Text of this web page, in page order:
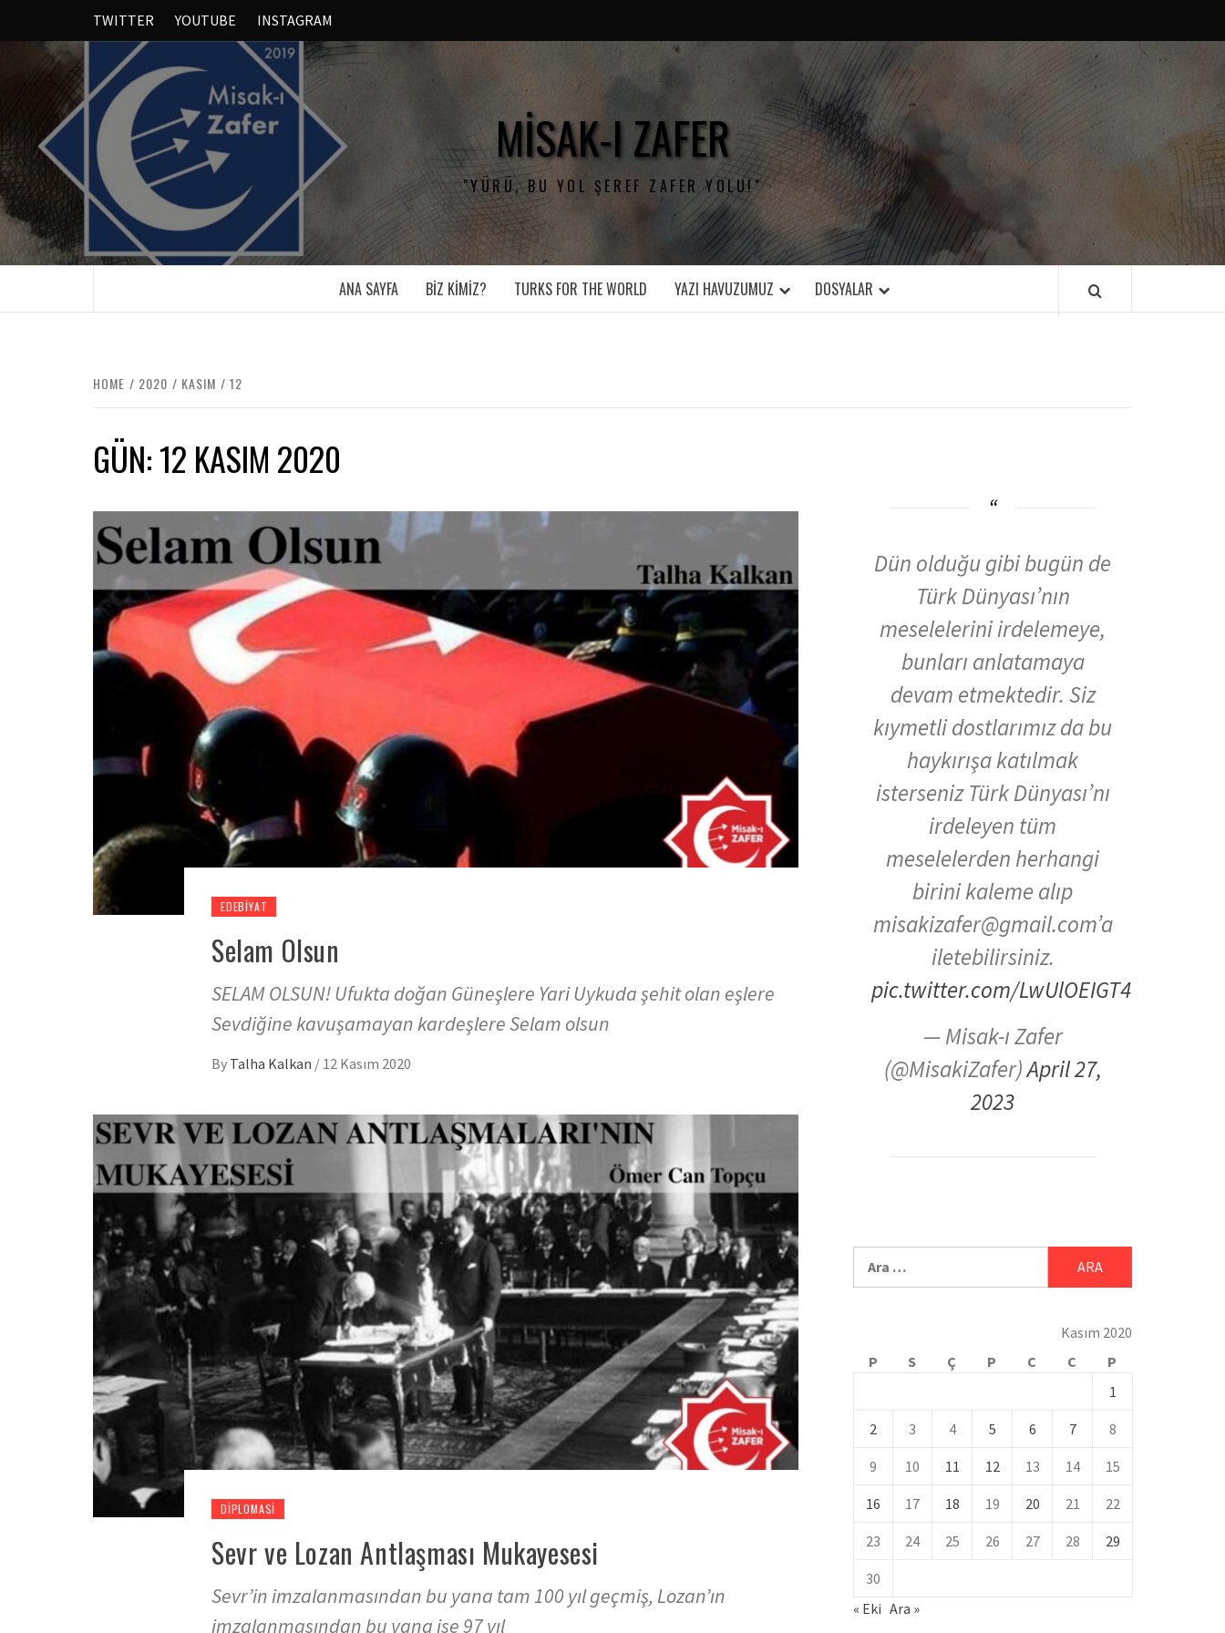
TWITTER YOUTUBE INSTAGRAM
MISAK-I ZAFER
"YÜRÜ, BU YOL ŞEREF ZAFER YOLU!"
ANA SAYFA BIZ KIMIZ? TURKS FOR THE WORLD YAZI HAVUZUMUZ DOSYALAR
HOME 2020 KASIM 12
GÜN:12 KASIM 2020
EDEBIYAT
Selam Olsun
SELAM OLSUN! Ufukta doğan Güneşlere Yari Uykuda şehit olan eşlere
Sevdiğine kavuşamayan kardeşlere Selam olsun
By Talha Kalkan / 12 Kasım 2020
DIPLOMASI
Sevr ve Lozan Antlaşması Mukayesesi
Sevr’in imzalanmasından bu yana tam 100 yıl geçmiş, Lozan’ın
imzalanmasından bu yana ise 97 yıl
Dün olduğu gibi bugün de
Türk Dünyası’nın
meselelerini irdelemeye,
bunları anlatamaya
devam etmektedir. Siz
kıymetli dostlarımız da bu
haykırışa katılmak
isterseniz Türk Dünyası’nı
irdeleyen tüm
meselelerden herhangi
birini kaleme alıp
misakizafer@gmail.com’a
iletebilirsiniz.
pic.twitter.com/LwUlOEIGT4
— Misak-ı Zafer
(@MisakiZafer)April 27,
2023
Kasım 2020
P
S Ç P C C
P
1
2 3 4 5 6 7 8
9 10 11 12 13 14 15
16 17 18 19 20 21 22
23 24 25 26 27 28 29
30
« Eki Ara »